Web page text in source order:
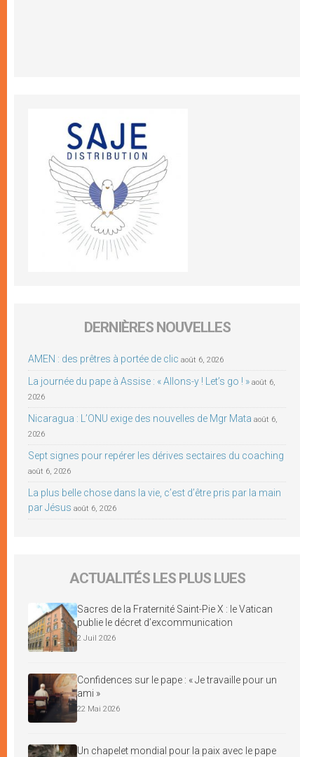
DERNIÈRES NOUVELLES
AMEN : des prêtres à portée de clic août 6, 2026
La journée du pape à Assise : « Allons-y ! Let’s go ! » août 6,
2026
Nicaragua : L’ONU exige des nouvelles de Mgr Mata août 6,
2026
Sept signes pour repérer les dérives sectaires du coaching
août 6, 2026
La plus belle chose dans la vie, c’est d’être pris par la main
par Jésus août 6, 2026
ACTUALITÉS LES PLUS LUES
Sacres de la Fraternité Saint-Pie X : le Vatican
publie le décret d’excommunication
2 Juil 2026
Confidences sur le pape : « Je travaille pour un
ami »
22 Mai 2026
Un chapelet mondial pour la paix avec le pape